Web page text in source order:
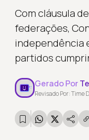
Com cláusula
federações,
independência
partidos
Gerado Por
Revisado Por: Time